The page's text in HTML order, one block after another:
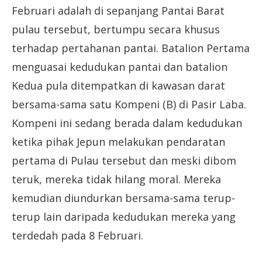
Februari adalah di sepanjang Pantai Barat
pulau tersebut, bertumpu secara khusus
terhadap pertahanan pantai. Batalion Pertama
menguasai kedudukan pantai dan batalion
Kedua pula ditempatkan di kawasan darat
bersama-sama satu Kompeni (B) di Pasir Laba.
Kompeni ini sedang berada dalam kedudukan
ketika pihak Jepun melakukan pendaratan
pertama di Pulau tersebut dan meski dibom
teruk, mereka tidak hilang moral. Mereka
kemudian diundurkan bersama-sama terup-
terup lain daripada kedudukan mereka yang
terdedah pada 8 Februari.